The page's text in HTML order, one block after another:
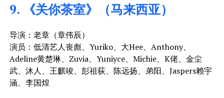
9. 《关你茶室》（马来西亚）
导演：老章（章伟辰）
演员：低清艺人丧彪、Yuriko、大Hee、Anthony、
Adeline黄楚琳、Zuvia、Yuniyce、Michie、K佬、金尘
武、沐人、王麒竣、彭祖荻、陈远扬、弟阳、Jaspers赖宇
涵、李国煌